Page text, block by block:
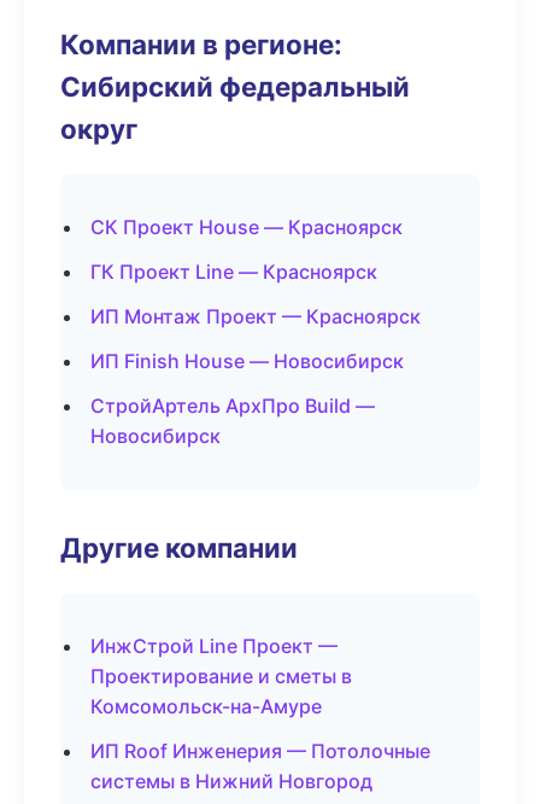
Компании в регионе:
Сибирский федеральный
округ
СК Проект House — Красноярск
ГК Проект Line — Красноярск
ИП Монтаж Проект — Красноярск
ИП Finish House — Новосибирск
СтройАртель АрхПро Build —
Новосибирск
Другие компании
ИнжСтрой Line Проект —
Проектирование и сметы в
Комсомольск-на-Амуре
ИП Roof Инженерия — Потолочные
системы в Нижний Новгород